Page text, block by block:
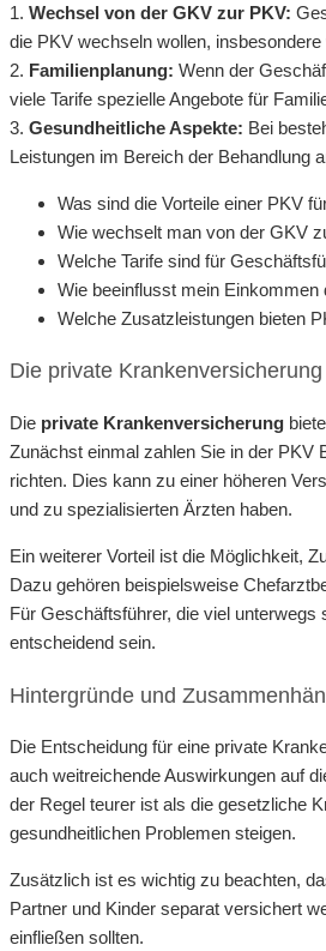
1. Wechsel von der GKV zur PKV:
die PKV wechseln wollen,
2. Familienplanung: Wenn der
viele Tarife spezielle Angebote für
3. Gesundheitliche Aspekte: Bei
Leistungen im Bereich der Behandlung
Was sind die Vorteile einer PKV
Wie wechselt man von der GKV
Welche Tarife sind für
Wie beeinflusst mein Einkommen
Welche Zusatzleistungen bieten
Die private
Die private Krankenversicherung
Zunächst einmal zahlen Sie in der PKV
richten. Dies kann zu einer höheren
und zu spezialisierten Ärzten haben.
Ein weiterer Vorteil ist die Möglichkeit,
Dazu gehören beispielsweise
Für Geschäftsführer, die viel
entscheidend sein.
Hintergründe und
Die Entscheidung für eine private
auch weitreichende Auswirkungen auf
der Regel teurer ist als die gesetzliche
gesundheitlichen Problemen steigen.
Zusätzlich ist es wichtig zu beachten,
Partner und Kinder separat versichert
einfließen sollten.